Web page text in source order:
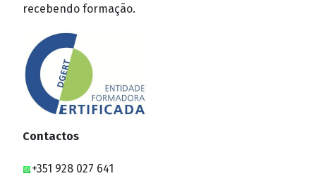
recebendo formação.
Contactos
+351 928 027 641